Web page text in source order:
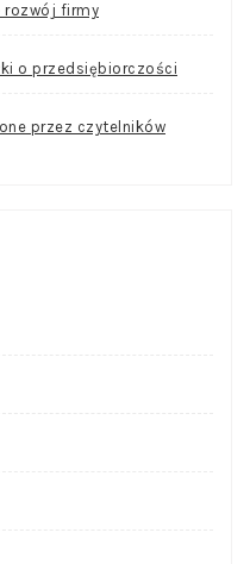
rozwój firmy
o przedsiębiorczości
przez czytelników